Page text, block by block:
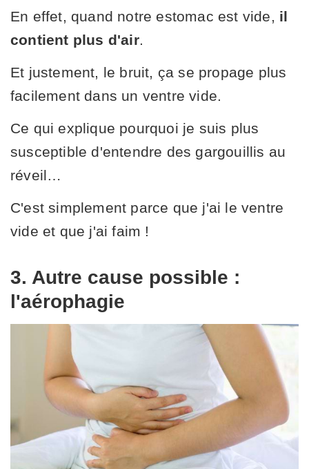
En effet, quand notre estomac est vide, il
contient plus d'air.
Et justement, le bruit, ça se propage plus
facilement dans un ventre vide.
Ce qui explique pourquoi je suis plus
susceptible d'entendre des gargouillis au
réveil…
C'est simplement parce que j'ai le ventre
vide et que j'ai faim !
3. Autre cause possible :
l'aérophagie